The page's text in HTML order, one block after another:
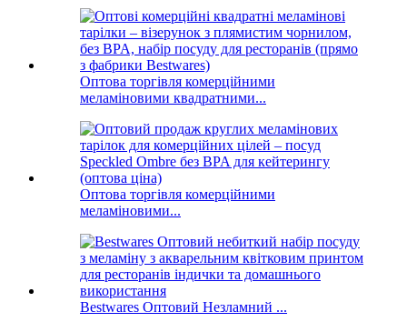
Оптова торгівля комерційними
меламіновими квадратними...
Оптова торгівля комерційними
меламіновими...
Bestwares Оптовий Незламний ...